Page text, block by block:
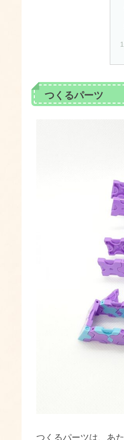
つくるパーツ
つくるパーツは、あ